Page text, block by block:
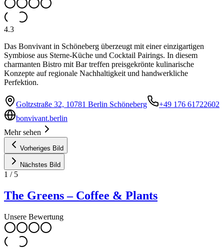
4.3
Das Bonvivant in Schöneberg überzeugt mit einer einzigartigen
Symbiose aus Sterne-Küche und Cocktail Pairings. In diesem
charmanten Bistro mit Bar treffen preisgekrönte kulinarische
Konzepte auf regionale Nachhaltigkeit und handwerkliche
Perfektion.
Goltzstraße 32, 10781 Berlin Schöneberg
+49 176 61722602
bonvivant.berlin
Mehr sehen
Vorheriges Bild
Nächstes Bild
1 / 5
The Greens – Coffee & Plants
Unsere Bewertung